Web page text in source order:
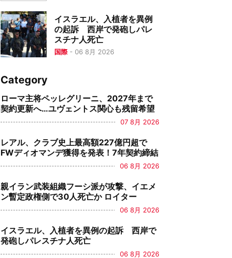
イスラエル、入植者を異例
の起訴 西岸で発砲しパレ
スチナ人死亡
国際 - 06 8月 2026
Category
ローマ主将ペッレグリーニ、2027年まで
契約更新へ…ユヴェントス関心も残留希望
07 8月 2026
レアル、クラブ史上最高額227億円超で
FWディオマンデ獲得を発表！7年契約締結
06 8月 2026
親イラン武装組織フーシ派が攻撃、イエメ
ン暫定政権側で30人死亡か ロイター
06 8月 2026
イスラエル、入植者を異例の起訴 西岸で
発砲しパレスチナ人死亡
06 8月 2026